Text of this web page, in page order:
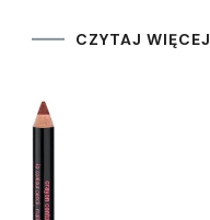
CZYTAJ WIĘCEJ